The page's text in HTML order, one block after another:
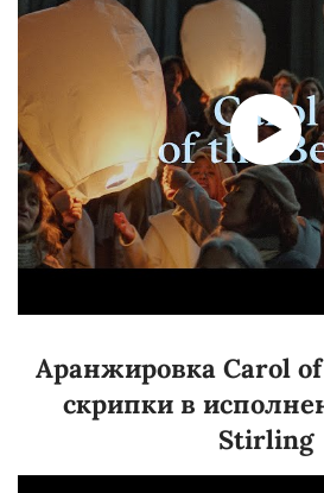
Аранжировка Carol
скрипки в
Stirling